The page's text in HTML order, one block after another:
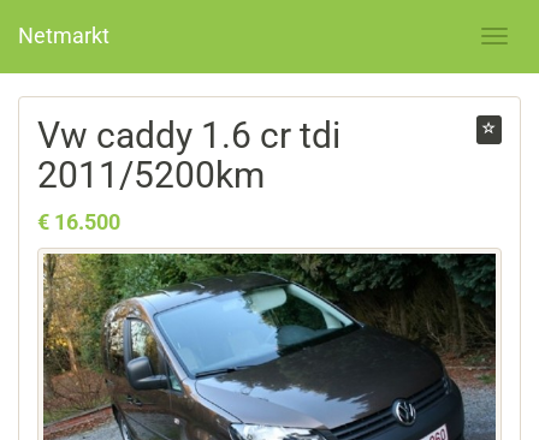
Netmarkt
Vw caddy 1.6 cr tdi
2011/5200km
€ 16.500